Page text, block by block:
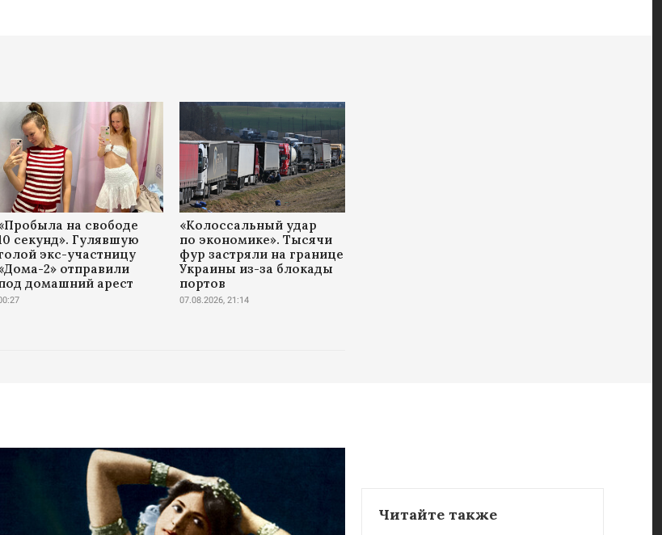
на свободе
секунд». Гулявшую
экс-участницу
2» отправили
домашний арест
«Колоссальный удар
по экономике». Тысячи
фур застряли на границе
Украины из-за блокады
портов
07.08.2026, 21:14
Читайте также